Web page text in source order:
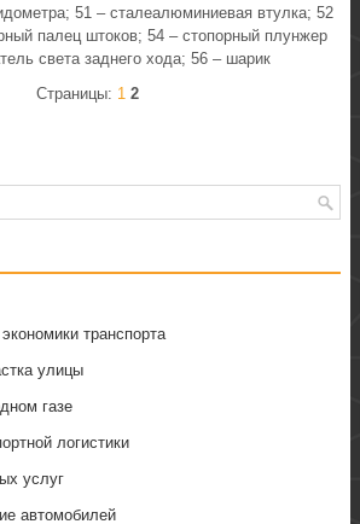
51 – сталеалюминиевая втулка; 52
палец штоков; 54 – стопорный плунжер
света заднего хода; 56 – шарик
Страницы: 1 2
транспорта
улицы
газе
логистики
услуг
автомобилей